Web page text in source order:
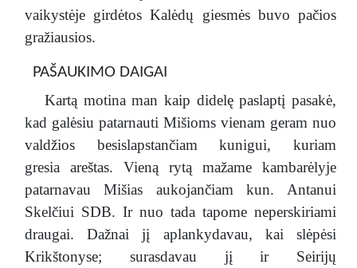
vaikystėje girdėtos Kalėdų giesmės buvo pačios
gražiausios.
PAŠAUKIMO DAIGAI
Kartą motina man kaip didelę paslaptį pasakė,
kad galėsiu patarnauti Mišioms vienam geram nuo
valdžios besislapstančiam kunigui, kuriam
gresia areštas. Vieną rytą mažame kambarėlyje
patarnavau Mišias aukojančiam kun. Antanui
Skelčiui SDB. Ir nuo tada tapome neperskiriami
draugai. Dažnai jį aplankydavau, kai slėpėsi
Krikštonyse; surasdavau jį ir Seirijų